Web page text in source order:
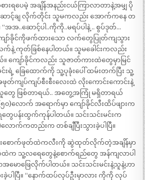
ားရပေမဲ့ အချိန်အနည်းငယ်ကြာလာတာနဲ့အမျှ ပို
င်ဆောင့်ချ လိုက်တိုင်း သူမကလည်း အောက်ကနေ တ
အအ..ဆောင့်ပါ..ကိုကို..မရပ်ပါနဲ့ .. စွပ်ဒုတ်…
ော်ခိုင်ကိုဖက်ထားသော လက်တွေပြုတ်ကျသွား
က်နဲ့ ကုတ်ခြစ်နေပါတယ်။ သူမခေါင်းကလည်း
ကျော်ခိုင်ကလည်း သူဇာတ်ကားထဲတွေမှာမြင်
းရဲ့ ခြေထောက်ကို သူ့ပုခုံးပေါ် ထမ်းတက်ပြီး သူ့
တ်ကျပ်ကျပ်စီးစီးလေးထဲ လိုးကောင်းကောင်းနဲ့
တွေ ဖြစ်တာရယ်.. အတွေ့အကြုံ မရှိတာရယ်
၅၀)လောက် အရောက်မှာ ကျော်ခိုင်လီးထိပ်ဖျားက
ေတွေပန်းထွက်ကုန်ပါတယ်။ သင်းသင်းမင်းက
လောက်ကတည်းက တစ်ချီပြီးသွားခဲ့ပါပြီ။
င်းစောက်ဖုတ်ထဲကလီးကို ဆွဲထုတ်လိုက်တဲ့အချိန်မှာ
ထဲက သူ့လရေတွေနဲ့စောက်ရည်တွေ အန်ကျလာပါ
ောဖြေလိုက်ပါတယ်။ သင်းသင်းမင်းနဲ့သူနဲ့ဟာ
ပါပြီ။ “နောက်ထပ်လုပ်ဦးမှာလား ကိုကို လုပ်